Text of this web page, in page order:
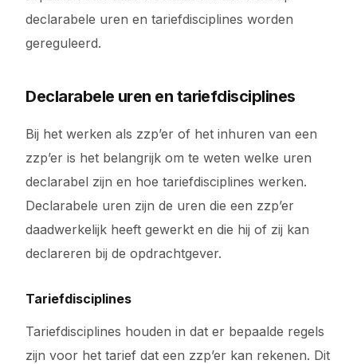
declarabele uren en tariefdisciplines worden
gereguleerd.
Declarabele uren en tariefdisciplines
Bij het werken als zzp’er of het inhuren van een
zzp’er is het belangrijk om te weten welke uren
declarabel zijn en hoe tariefdisciplines werken.
Declarabele uren zijn de uren die een zzp’er
daadwerkelijk heeft gewerkt en die hij of zij kan
declareren bij de opdrachtgever.
Tariefdisciplines
Tariefdisciplines houden in dat er bepaalde regels
zijn voor het tarief dat een zzp’er kan rekenen. Dit